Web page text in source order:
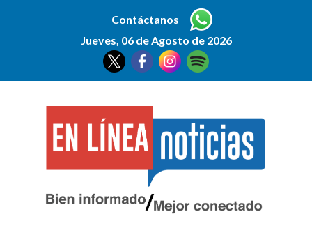
Contáctanos
Jueves, 06 de Agosto de 2026